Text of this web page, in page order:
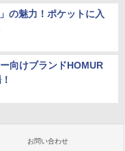
の魅力！ポケットに入
向けブランドHOMUR
お問い合わせ